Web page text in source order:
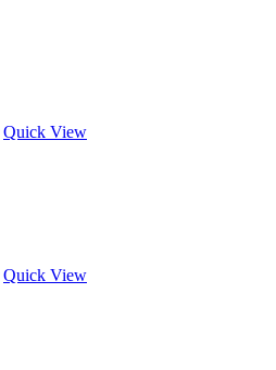
Quick View
Quick View